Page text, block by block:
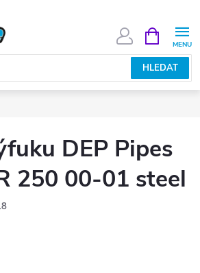
HLEDAT
NÁKUPNÍ
KOŠÍK
DEP Pipes
250 00-01 steel